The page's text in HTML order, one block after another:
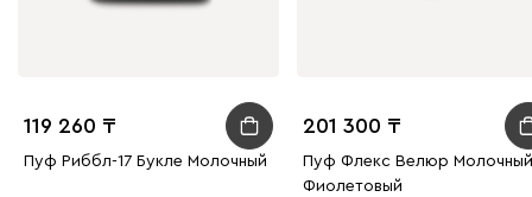
119 260
Пуф Риббл-17 Букле Молочный
201 300
Пуф Флекс Велюр
Фиолетовый